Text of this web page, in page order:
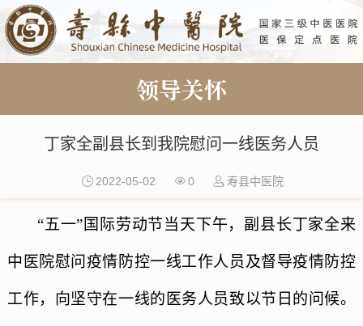
领导关怀
丁家全副县长到我院慰问一线医务人员
2022-05-02 0 寿县中医院
“五一”国际劳动节当天下午，副县长丁家全来
中医院慰问疫情防控一线工作人员及督导疫情防控
工作，向坚守在一线的医务人员致以节日的问候。